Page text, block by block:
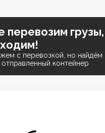
перевозим грузы,
с перевозкой, но найдём
контейнер